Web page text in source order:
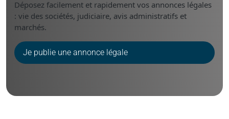
Déposez facilement et rapidement vos annonces légales
: vie des sociétés, judiciaire, avis administratifs et
marchés.
Je publie une annonce légale